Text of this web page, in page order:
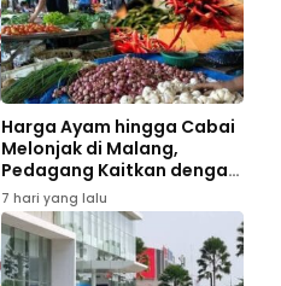
Harga Ayam hingga Cabai
Melonjak di Malang,
Pedagang Kaitkan dengan
MBG dan Tahun Ajaran
Baru
7 hari yang lalu